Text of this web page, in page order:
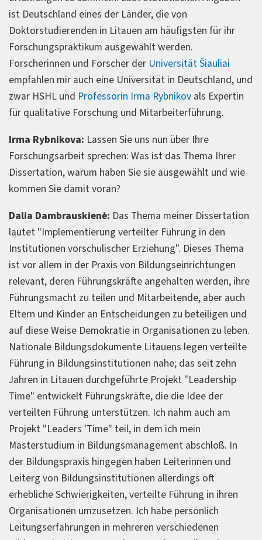
ist Deutschland eines der Länder, die von
Doktorstudierenden in Litauen am häufigsten für ihr
Forschungspraktikum ausgewählt werden.
Forscherinnen und Forscher der Universität Šiauliai
empfahlen mir auch eine Universität in Deutschland, und
zwar HSHL und Professorin Irma Rybnikov als Expertin
für qualitative Forschung und Mitarbeiterführung.
Irma Rybnikova: Lassen Sie uns nun über Ihre
Forschungsarbeit sprechen: Was ist das Thema Ihrer
Dissertation, warum haben Sie sie ausgewählt und wie
kommen Sie damit voran?
Dalia Dambrauskienė: Das Thema meiner Dissertation
lautet "Implementierung verteilter Führung in den
Institutionen vorschulischer Erziehung". Dieses Thema
ist vor allem in der Praxis von Bildungseinrichtungen
relevant, deren Führungskräfte angehalten werden, ihre
Führungsmacht zu teilen und Mitarbeitende, aber auch
Eltern und Kinder an Entscheidungen zu beteiligen und
auf diese Weise Demokratie in Organisationen zu leben.
Nationale Bildungsdokumente Litauens legen verteilte
Führung in Bildungsinstitutionen nahe; das seit zehn
Jahren in Litauen durchgeführte Projekt "Leadership
Time" entwickelt Führungskräfte, die die Idee der
verteilten Führung unterstützen. Ich nahm auch am
Projekt "Leaders 'Time" teil, in dem ich mein
Masterstudium in Bildungsmanagement abschloß. In
der Bildungspraxis hingegen haben Leiterinnen und
Leiterg von Bildungsinstitutionen allerdings oft
erhebliche Schwierigkeiten, verteilte Führung in ihren
Organisationen umzusetzen. Ich habe persönlich
Leitungserfahrungen in mehreren verschiedenen